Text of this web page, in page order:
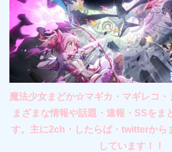
魔法少女まどか☆マギカ・マギレコ・
まざまな情報や話題・速報・SSをま
す。主に2ch・したらば・twitterから
しています！！